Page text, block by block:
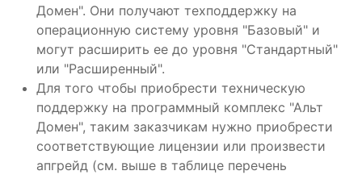
Домен". Они получают техподдержку на
операционную систему уровня "Базовый" и
могут расширить ее до уровня "Стандартный"
или "Расширенный".
Для того чтобы приобрести техническую
поддержку на программный комплекс "Альт
Домен", таким заказчикам нужно приобрести
соответствующие лицензии или произвести
апгрейд (см. выше в таблице перечень